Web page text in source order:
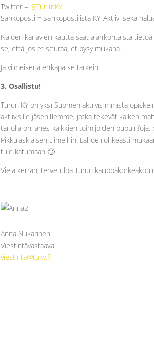
Twitter =@TurunKY
Sähköposti = Sähköpostilista KY-Aktiivi sekä
Näiden kanavien kautta saat ajankohtaista
se, että jos et seuraa, et pysy mukana.
Ja viimeisenä ehkäpä se tärkein:
3. Osallistu!
Turun KY on yksi Suomen aktiivisimmista
aktiivisille jäsenillemme, jotka tekevät kaiken
tarjolla on lähes kaikkien toimijoiden
Pikkulaskiaisen tiimeihin. Lähde rohkeasti
tule katumaan 🙂
Vielä kerran, tervetuloa Turun
Anna Nukarinen
Viestintävastaava
viestinta@tuky.fi